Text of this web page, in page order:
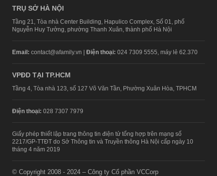
TRỤ SỞ HÀ NỘI
Tầng 21, Tòa nhà Center Building, Hapulico Complex, Số 01, phố
Nguyễn Huy Tưởng, phường Thanh Xuân, thành phố Hà Nội
Email: contact@afamily.vn | Điện thoại: 024 7309 5555, máy lẻ 62.370
VPĐD TẠI TP.HCM
Tầng 4, Tòa nhà 123, số 127 Võ Văn Tần, Phường Xuân Hòa, TPHCM
Điện thoại: 028 7307 7979
Giấy phép thiết lập trang thông tin điện tử tổng hợp trên mạng số
2217/GP-TTĐT do Sở Thông tin và Truyền thông Hà Nội cấp ngày 10
tháng 4 năm 2019
© Copyright 2008 - 2024 – Công ty Cổ phần VCCorp